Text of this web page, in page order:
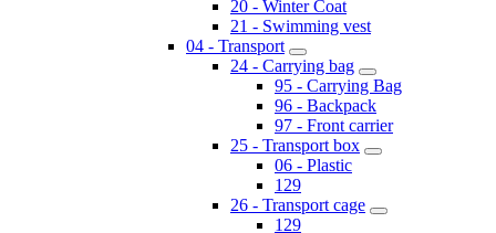
20 - Winter Coat
21 - Swimming vest
04 - Transport
24 - Carrying bag
95 - Carrying Bag
96 - Backpack
97 - Front carrier
25 - Transport box
06 - Plastic
129
26 - Transport cage
129